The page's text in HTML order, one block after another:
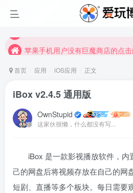
苹果手机用户没有巨魔商店的点
苹果手机用户没有巨魔商店的点
首页 应用 iOS应用 正文
iBox v2.4.5 通用版
OwnStupid
这家伙很懒，什么都没有写...
iBox 是一款影视播放软件，内
己的网盘后将视频存放在自己的网
短剧、直播等多个板块。每日需要
登录
没有账号？立即注册